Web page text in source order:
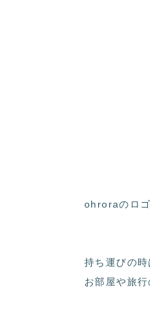
ohroraのロゴ
持ち運びの時
お部屋や旅行